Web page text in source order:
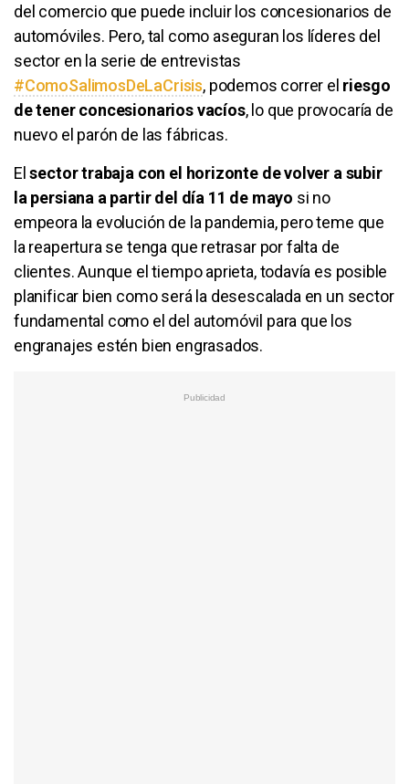
del comercio que puede incluir los concesionarios de
automóviles. Pero, tal como aseguran los líderes del
sector en la serie de entrevistas
#ComoSalimosDeLaCrisis, podemos correr el riesgo
de tener concesionarios vacíos, lo que provocaría de
nuevo el parón de las fábricas.
Elsector trabaja con el horizonte de volver a subir
la persiana a partir del día 11 de mayo si no
empeora la evolución de la pandemia, pero teme que
la reapertura se tenga que retrasar por falta de
clientes. Aunque el tiempo aprieta, todavía es posible
planificar bien como será la desescalada en un sector
fundamental como el del automóvil para que los
engranajes estén bien engrasados.